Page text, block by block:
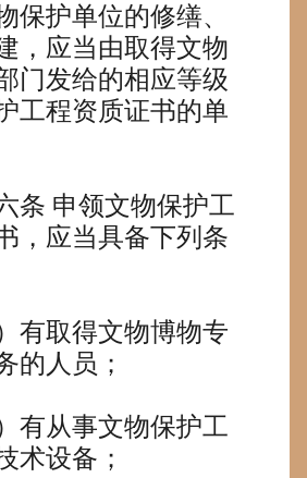
保护单位的修缮、
，应当由取得文物
门发给的相应等级
工程资质证书的单
条 申领文物保护工
，应当具备下列条
取得文物博物专
的人员；
从事文物保护工
术设备；